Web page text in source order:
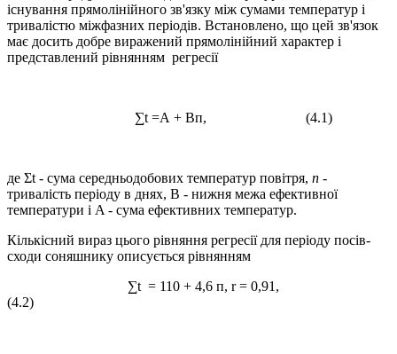
існування прямолінійного зв'язку між сумами температур і
тривалістю міжфазних періодів. Встановлено, що цей зв'язок
має досить добре виражений прямолінійний характер і
представлений рівнянням регресії
∑t =А + Вп, (4.1)
де Σt - сума середньодобових температур повітря, n -
тривалість періоду в днях, В - нижня межа ефективної
температури і A - сума ефективних температур.
Кількісний вираз цього рівняння регресії для періоду посів-
сходи соняшнику описується рівнянням
∑t = 110 + 4,6 п, r = 0,91,
(4.2)